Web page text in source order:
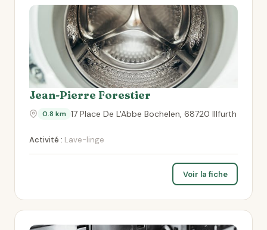
Jean-Pierre Forestier
0.8 km 17 Place De L'Abbe Bochelen, 68720 Illfurth
Activité : Lave-linge
Voir la fiche